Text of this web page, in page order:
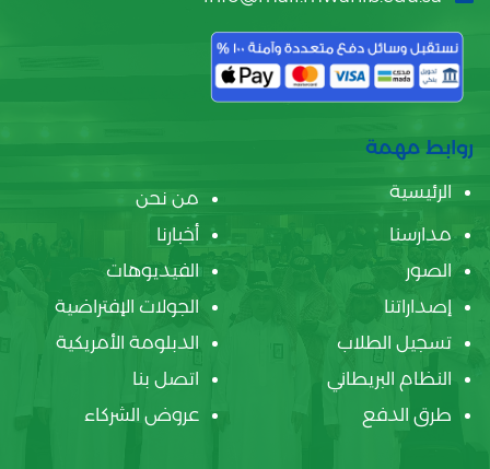
روابط مهمة
الرئيسية
من نحن
مدارسنا
أخبارنا
الصور
الفيديوهات
إصداراتنا
الجولات الإفتراضية
تسجيل الطلاب
الدبلومة الأمريكية
النظام البريطاني
اتصل بنا
طرق الدفع
عروض الشركاء